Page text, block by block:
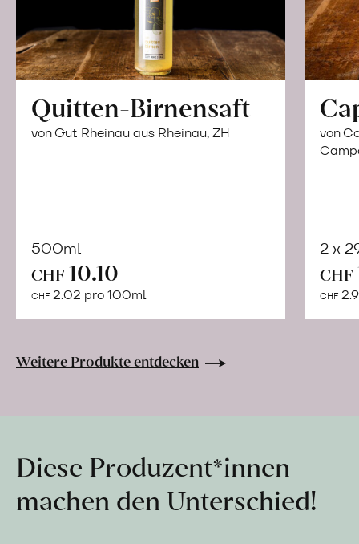
Quitten-Birnensaft
von Gut Rheinau aus Rheinau, ZH
500ml
CHF 10.10
CHF 2.02 pro 100ml
Warenkorb
von
2 x
CHF
CHF
Weitere Produkte entdecken
Diese Produzent*innen
machen den Unterschied!